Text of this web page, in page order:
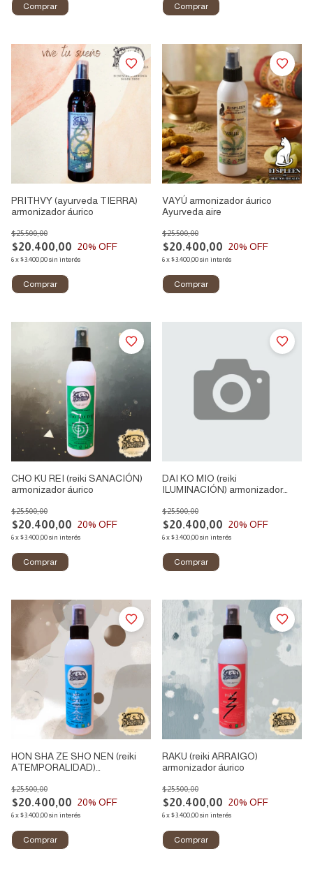
PRITHVY (ayurveda TIERRA)
armonizador áurico
$20.400,00
$25.500,00
20% OFF
6x$3.400,00sin interés
VAYÚ armonizador áurico
Ayurveda aire
$20.400,00
$25.500,00
20% OFF
6x$3.400,00sin interés
CHO KU REI (reiki SANACIÓN)
armonizador áurico
$20.400,00
$25.500,00
20% OFF
6x$3.400,00sin interés
DAI KO MIO (reiki
ILUMINACIÓN) armonizador
$20.400,00
$25.500,00
20% OFF
6x$3.400,00sin interés
HON SHA ZE SHO NEN (reiki
ATEMPORALIDAD)
$20.400,00
$25.500,00
20% OFF
6x$3.400,00sin interés
RAKU (reiki ARRAIGO)
armonizador áurico
$20.400,00
$25.500,00
20% OFF
6x$3.400,00sin interés